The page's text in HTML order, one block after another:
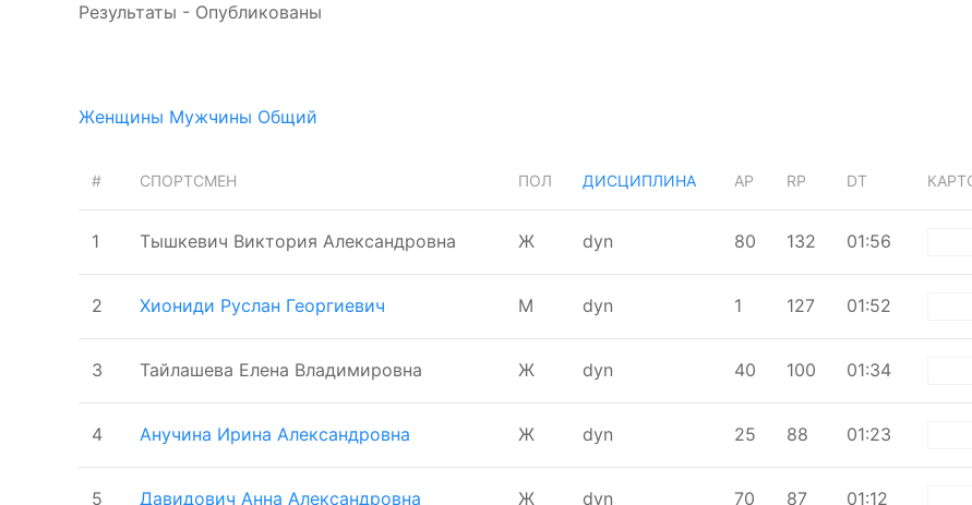
Результаты - Опубликованы
Женщины Мужчины Общий
# СПОРТСМЕН ПОЛ ДИСЦИПЛИНА AP RP DT
1 Тышкевич Виктория Александровна Ж dyn 80 132 01:56
2 Хиониди Руслан Георгиевич М dyn 1 127 01:52
3 Тайлашева Елена Владимировна Ж dyn 40 100 01:34
4 Анучина Ирина Александровна Ж dyn 25 88 01:23
5 Давидович Анна Александровна Ж dyn 70 87 01:12